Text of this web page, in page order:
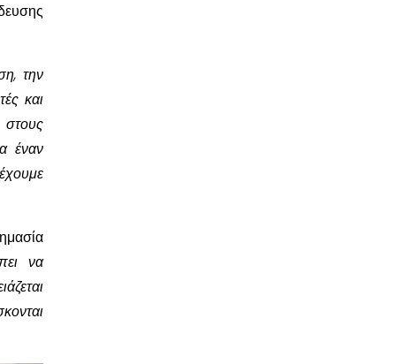
την
και
έναν
να